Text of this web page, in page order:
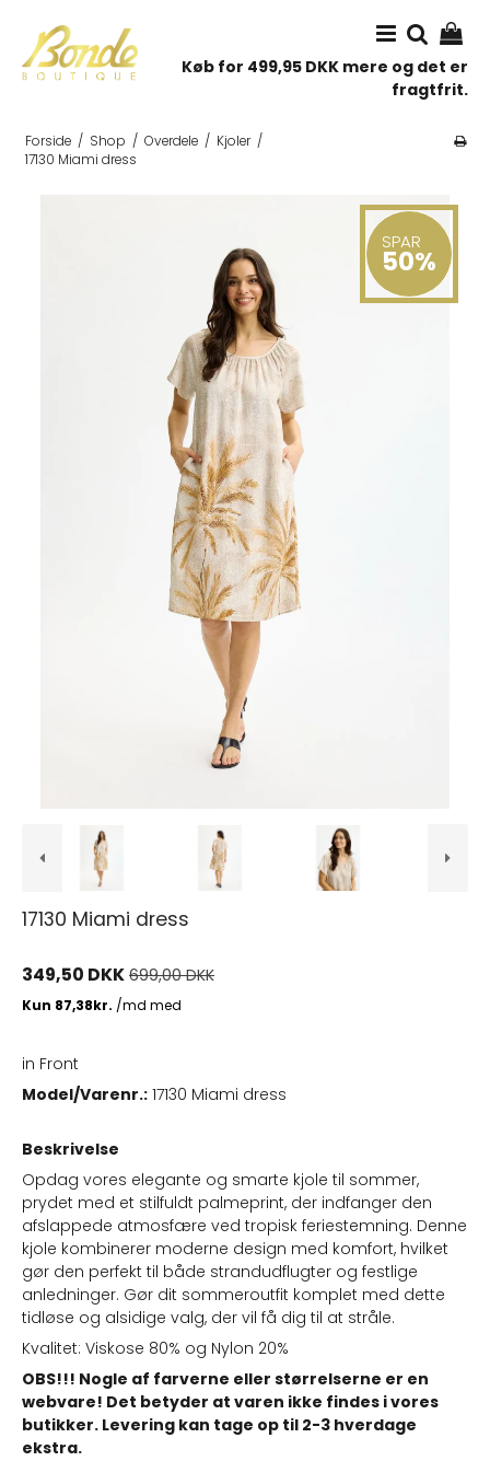
Køb for 499,95 DKK mere og det er
fragtfrit.
Forside / Shop / Overdele / Kjoler /
17130 Miami dress
SPAR
50%
17130 Miami dress
349,50 DKK 699,00 DKK
in Front
Model/Varenr.: 17130 Miami dress
Beskrivelse
Opdag vores elegante og smarte kjole til sommer,
prydet med et stilfuldt palmeprint, der indfanger den
afslappede atmosfære ved tropisk feriestemning. Denne
kjole kombinerer moderne design med komfort, hvilket
gør den perfekt til både strandudflugter og festlige
anledninger. Gør dit sommeroutfit komplet med dette
tidløse og alsidige valg, der vil få dig til at stråle.
Kvalitet: Viskose 80% og Nylon 20%
OBS!!! Nogle af farverne eller størrelserne er en
webvare! Det betyder at varen ikke findes i vores
butikker. Levering kan tage op til 2-3 hverdage
ekstra.